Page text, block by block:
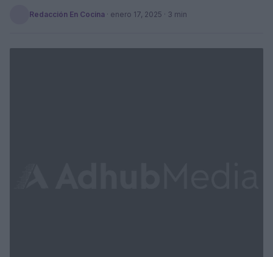
Redacción En Cocina · enero 17, 2025 · 3 min